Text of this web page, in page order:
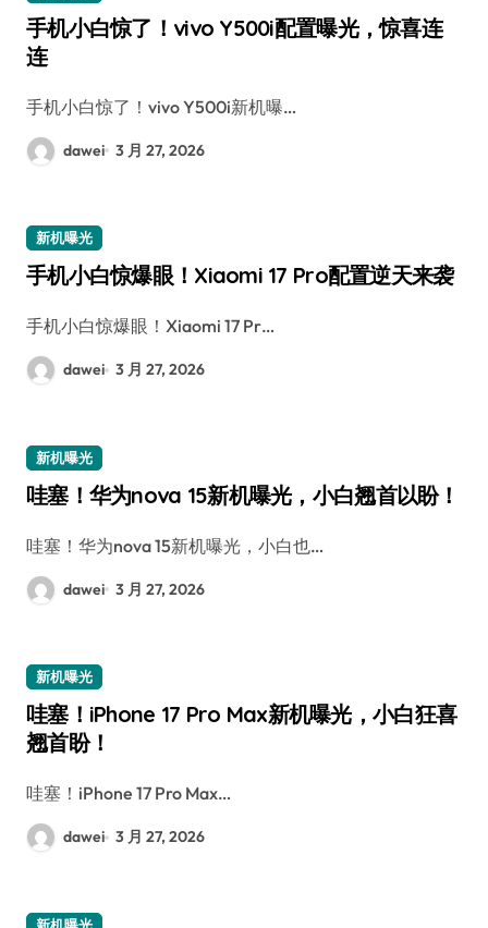
手机小白惊了！vivo Y500i配置曝光，惊喜连
连
手机小白惊了！vivo Y500i新机曝…
dawei 3 月 27, 2026
新机曝光
手机小白惊爆眼！Xiaomi 17 Pro配置逆天来袭
手机小白惊爆眼！Xiaomi 17 Pr…
dawei 3 月 27, 2026
新机曝光
哇塞！华为nova 15新机曝光，小白翘首以盼！
哇塞！华为nova 15新机曝光，小白也…
dawei 3 月 27, 2026
新机曝光
哇塞！iPhone 17 Pro Max新机曝光，小白狂喜
翘首盼！
哇塞！iPhone 17 Pro Max…
dawei 3 月 27, 2026
新机曝光